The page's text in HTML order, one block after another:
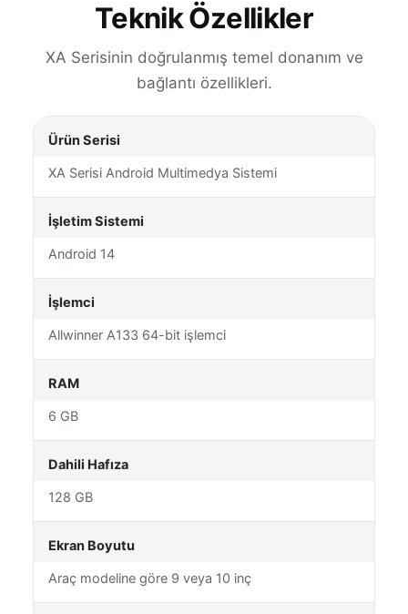
Teknik Özellikler
XA Serisinin doğrulanmış temel donanım ve
bağlantı özellikleri.
Ürün Serisi
XA Serisi Android Multimedya Sistemi
İşletim Sistemi
Android 14
İşlemci
Allwinner A133 64-bit işlemci
RAM
6 GB
Dahili Hafıza
128 GB
Ekran Boyutu
Araç modeline göre 9 veya 10 inç